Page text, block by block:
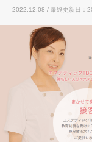
2022.12.08 / 最終更新日：